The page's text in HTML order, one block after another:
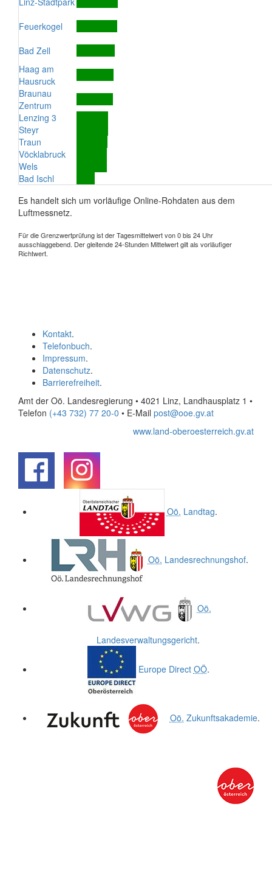
Feuerkogel
Bad Zell
Haag am
Hausruck
Braunau
Zentrum
Lenzing 3
Steyr
Traun
Vöcklabruck
Wels
Bad Ischl
Es handelt sich um vorläufige Online-Rohdaten aus dem
Luftmessnetz.
Für die Grenzwertprüfung ist der Tagesmittelwert von 0 bis 24 Uhr
ausschlaggebend. Der gleitende 24-Stunden Mittelwert gilt als vorläufiger
Richtwert.
Kontakt.
Telefonbuch.
Impressum.
Datenschutz.
Barrierefreiheit.
Amt der Oö. Landesregierung • 4021 Linz, Landhausplatz 1 •
Telefon (+43 732) 77 20-0 • E-Mail post@ooe.gv.at
www.land-oberoesterreich.gv.at
Oö. Landtag.
Oö. Landesrechnungshof.
Oö.
Landesverwaltungsgericht.
Europe Direct OÖ.
Oö. Zukunftsakademie.